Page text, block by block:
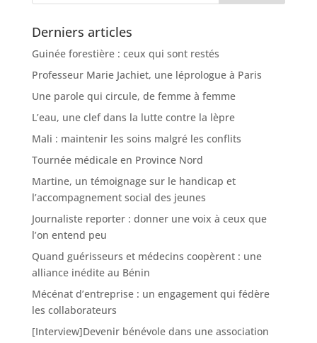
Derniers articles
Guinée forestière : ceux qui sont restés
Professeur Marie Jachiet, une léprologue à Paris
Une parole qui circule, de femme à femme
L’eau, une clef dans la lutte contre la lèpre
Mali : maintenir les soins malgré les conflits
Tournée médicale en Province Nord
Martine, un témoignage sur le handicap et
l’accompagnement social des jeunes
Journaliste reporter : donner une voix à ceux que
l’on entend peu
Quand guérisseurs et médecins coopèrent : une
alliance inédite au Bénin
Mécénat d’entreprise : un engagement qui fédère
les collaborateurs
[Interview]Devenir bénévole dans une association